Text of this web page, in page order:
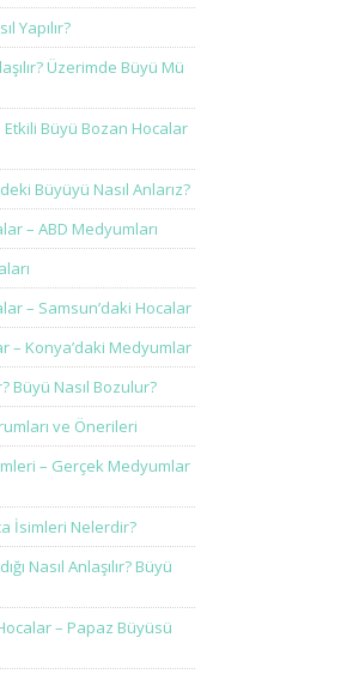
Yapılır?
Üzerimde Büyü Mü
Etkili Büyü Bozan Hocalar
Büyüyü Nasıl Anlarız?
– ABD Medyumları
– Samsun’daki Hocalar
– Konya’daki Medyumlar
Büyü Nasıl Bozulur?
ve Önerileri
– Gerçek Medyumlar
İsimleri Nelerdir?
Nasıl Anlaşılır? Büyü
– Papaz Büyüsü